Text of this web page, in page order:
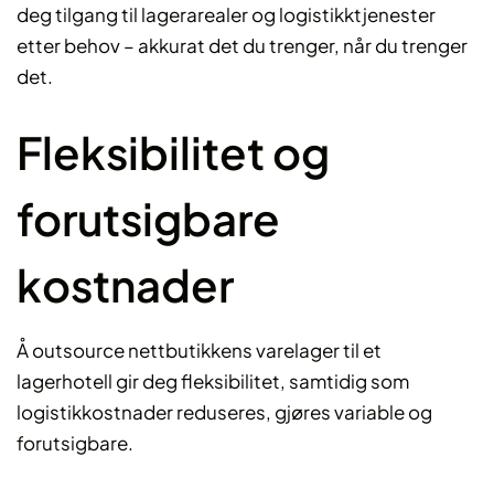
deg tilgang til lagerarealer og logistikktjenester
etter behov – akkurat det du trenger, når du trenger
det.
Fleksibilitet og
forutsigbare
kostnader
Å outsource nettbutikkens varelager til et
lagerhotell gir deg fleksibilitet, samtidig som
logistikkostnader reduseres, gjøres variable og
forutsigbare.